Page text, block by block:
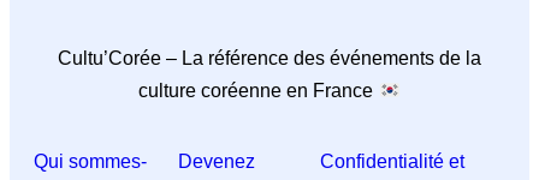
Cultu’Corée – La référence des événements de la
culture coréenne en France
Qui sommes-
Devenez
Confidentialité et